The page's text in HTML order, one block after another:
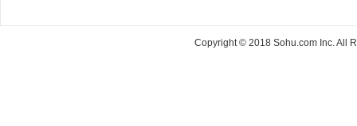
Copyright © 2018 Sohu.com Inc. All